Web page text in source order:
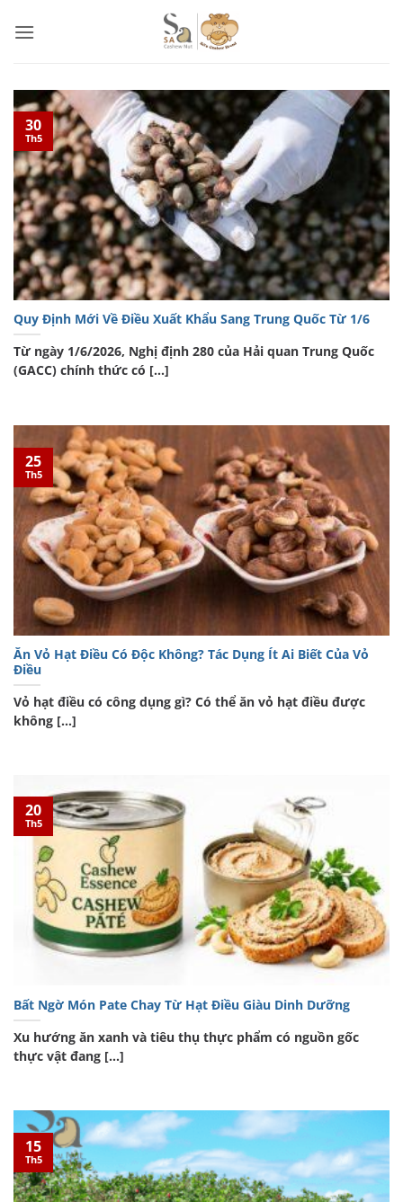
qua
Quy Định Mới Về Điều Xuất Khẩu Sang Trung Quốc Từ 1/6
Từ ngày 1/6/2026, Nghị định 280 của Hải quan Trung Quốc
(GACC) chính thức có [...]
30
Th5
Ăn Vỏ Hạt Điều Có Độc Không? Tác Dụng Ít Ai Biết Của Vỏ
Điều
Vỏ hạt điều có công dụng gì? Có thể ăn vỏ hạt điều được
không [...]
25
Th5
Bất Ngờ Món Pate Chay Từ Hạt Điều Giàu Dinh Dưỡng
Xu hướng ăn xanh và tiêu thụ thực phẩm có nguồn gốc
thực vật đang [...]
20
Th5
15
Th5